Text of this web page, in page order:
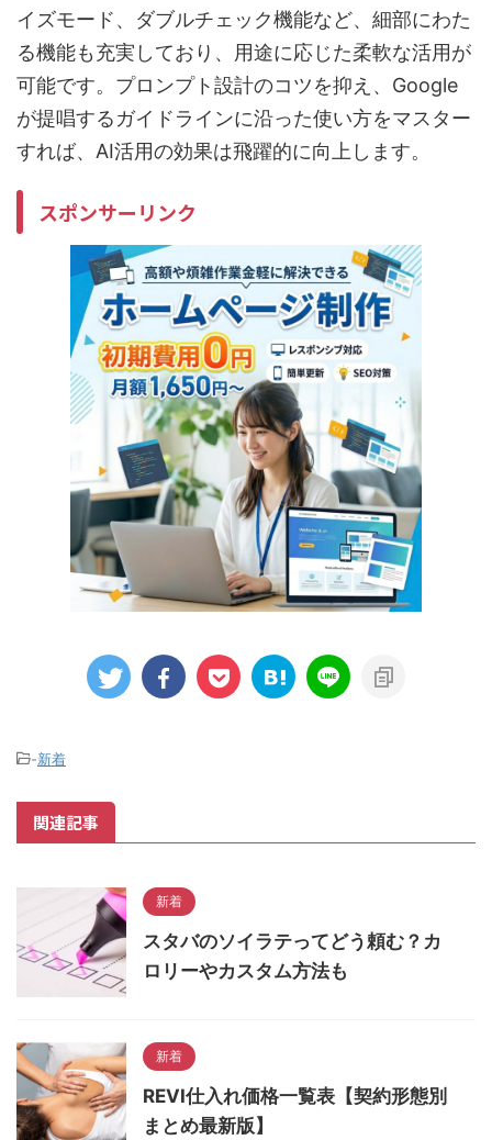
イズモード、ダブルチェック機能など、細部にわた
る機能も充実しており、用途に応じた柔軟な活用が
可能です。プロンプト設計のコツを抑え、Google
が提唱するガイドラインに沿った使い方をマスター
すれば、AI活用の効果は飛躍的に向上します。
スポンサーリンク
-新着
関連記事
新着
スタバのソイラテってどう頼む？カ
ロリーやカスタム方法も
新着
REVI仕入れ価格一覧表【契約形態別
まとめ最新版】